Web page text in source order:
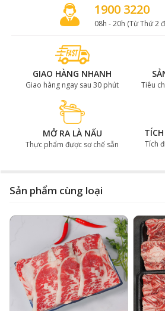
1900 3220
08h - 20h (Từ Thứ 2
GIAO HÀNG NHANH
Giao hàng ngay sau 30 phút Tiêu
MỞ RA LÀ NẤU
Thực phẩm được sơ chế sẵn Tích
Sản phẩm cùng loại